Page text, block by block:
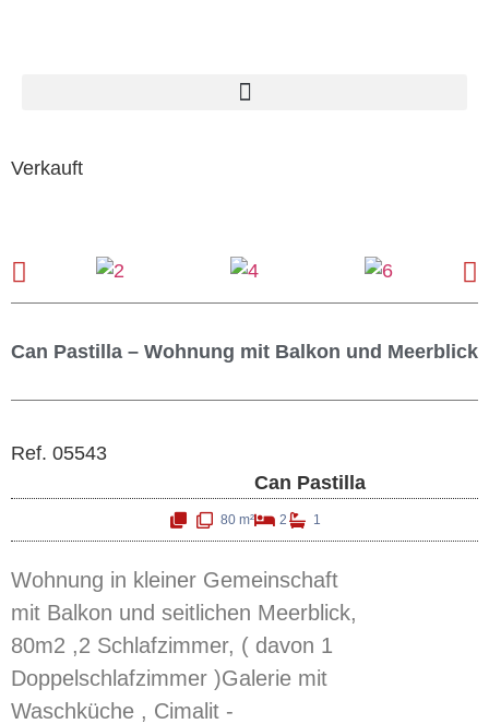
Verkauft
Can Pastilla – Wohnung mit Balkon und Meerblick
Ref. 05543
Can Pastilla
80 m² 2 1
Wohnung in kleiner Gemeinschaft
mit Balkon und seitlichen Meerblick,
80m2 ,2 Schlafzimmer, ( davon 1
Doppelschlafzimmer )Galerie mit
Waschküche , Cimalit -